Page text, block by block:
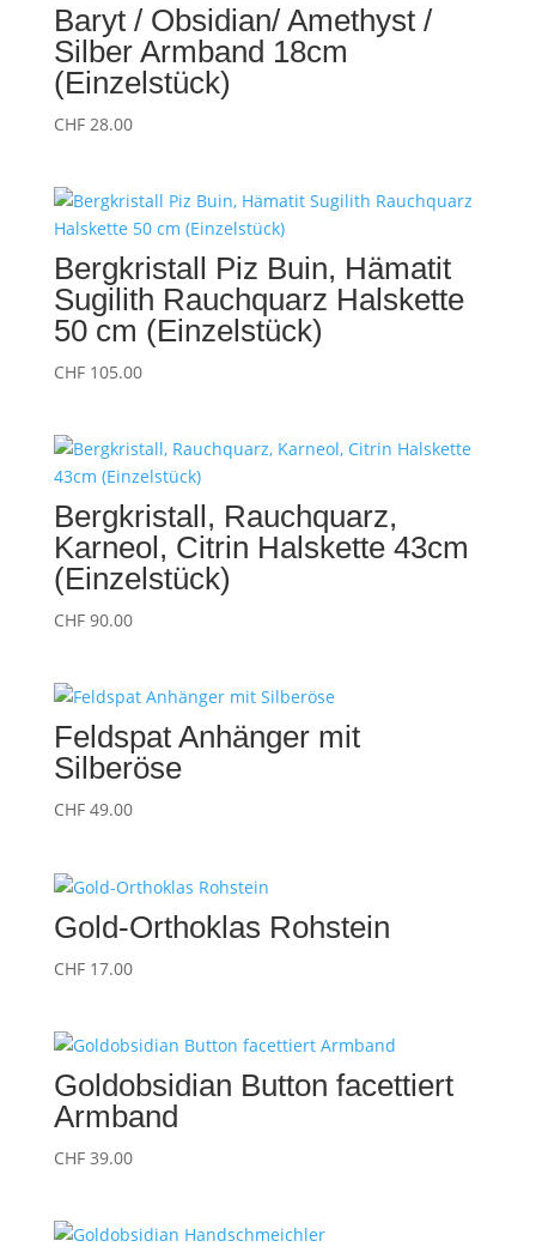
Baryt / Obsidian/ Amethyst /
Silber Armband 18cm
(Einzelstück)
CHF28.00
Bergkristall Piz Buin, Hämatit
Sugilith Rauchquarz Halskette
50 cm (Einzelstück)
CHF105.00
Bergkristall, Rauchquarz,
Karneol, Citrin Halskette 43cm
(Einzelstück)
CHF90.00
Feldspat Anhänger mit
Silberöse
CHF49.00
Gold-Orthoklas Rohstein
CHF17.00
Goldobsidian Button facettiert
Armband
CHF39.00